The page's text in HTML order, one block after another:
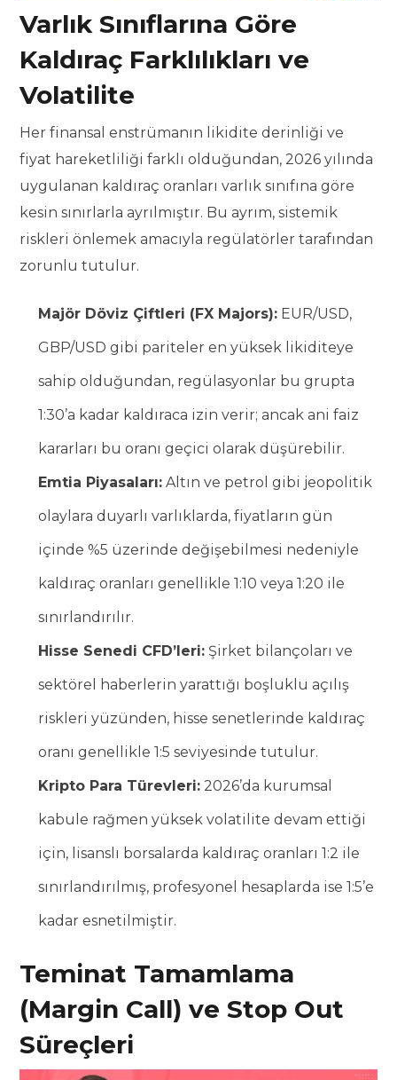
Varlık Sınıflarına Göre
Kaldıraç Farklılıkları ve
Volatilite
Her finansal enstrümanın likidite derinliği ve
fiyat hareketliliği farklı olduğundan, 2026 yılında
uygulanan kaldıraç oranları varlık sınıfına göre
kesin sınırlarla ayrılmıştır. Bu ayrım, sistemik
riskleri önlemek amacıyla regülatörler tarafından
zorunlu tutulur.
Majör Döviz Çiftleri (FX Majors): EUR/USD,
GBP/USD gibi pariteler en yüksek likiditeye
sahip olduğundan, regülasyonlar bu grupta
1:30’a kadar kaldıraca izin verir; ancak ani faiz
kararları bu oranı geçici olarak düşürebilir.
Emtia Piyasaları: Altın ve petrol gibi jeopolitik
olaylara duyarlı varlıklarda, fiyatların gün
içinde %5 üzerinde değişebilmesi nedeniyle
kaldıraç oranları genellikle 1:10 veya 1:20 ile
sınırlandırılır.
Hisse Senedi CFD’leri: Şirket bilançoları ve
sektörel haberlerin yarattığı boşluklu açılış
riskleri yüzünden, hisse senetlerinde kaldıraç
oranı genellikle 1:5 seviyesinde tutulur.
Kripto Para Türevleri: 2026’da kurumsal
kabule rağmen yüksek volatilite devam ettiği
için, lisanslı borsalarda kaldıraç oranları 1:2 ile
sınırlandırılmış, profesyonel hesaplarda ise 1:5’e
kadar esnetilmiştir.
Teminat Tamamlama
(Margin Call) ve Stop Out
Süreçleri